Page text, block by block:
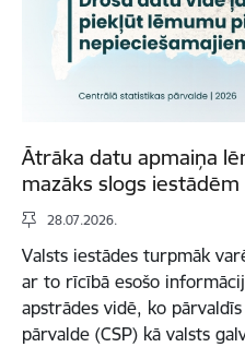
Ātrāka datu apmaiņa
mazāks slogs iestādēm
28.07.2026.
Valsts iestādes turpmāk
ar to rīcībā esošo
apstrādes vidē, ko
pārvalde (CSP) kā valsts